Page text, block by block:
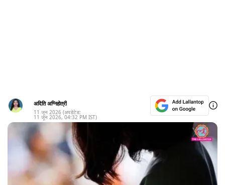
अदिति अग्निहोत्री
11 जून 2026 (अपडेटेड:
11 जून 2026, 04:32 PM IST)